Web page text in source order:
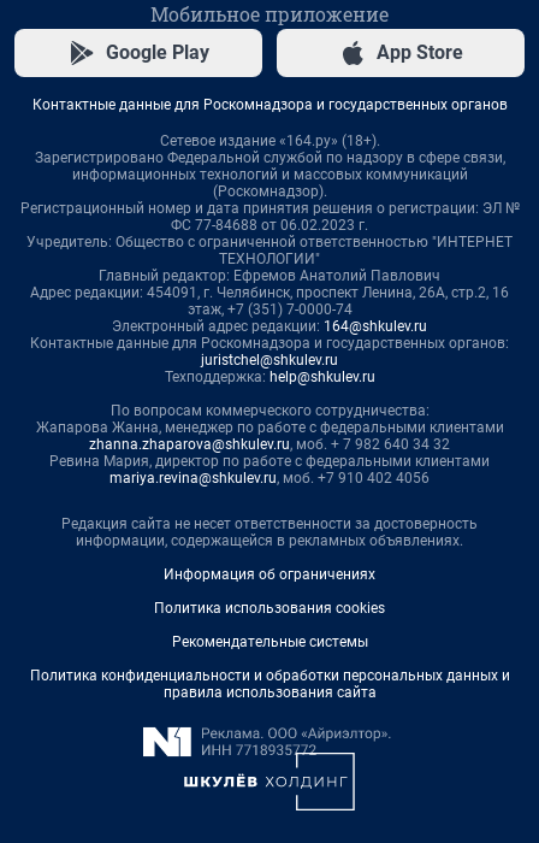
Мобильное приложение
Google Play App Store
Контактные данные для Роскомнадзора и государственных органов
Сетевое издание «164.ру» (18+).
Зарегистрировано Федеральной службой по надзору в сфере связи,
информационных технологий и массовых коммуникаций
(Роскомнадзор).
Регистрационный номер и дата принятия решения о регистрации: ЭЛ №
ФС 77-84688 от 06.02.2023 г.
Учредитель: Общество с ограниченной ответственностью "ИНТЕРНЕТ
ТЕХНОЛОГИИ"
Главный редактор: Ефремов Анатолий Павлович
Адрес редакции: 454091, г. Челябинск, проспект Ленина, 26А, стр.2, 16
этаж, +7 (351) 7-0000-74
Электронный адрес редакции: 164@shkulev.ru
Контактные данные для Роскомнадзора и государственных органов:
juristchel@shkulev.ru
Техподдержка: help@shkulev.ru
По вопросам коммерческого сотрудничества:
Жапарова Жанна, менеджер по работе с федеральными клиентами
zhanna.zhaparova@shkulev.ru, моб. + 7 982 640 34 32
Ревина Мария, директор по работе с федеральными клиентами
mariya.revina@shkulev.ru, моб. +7 910 402 4056
Редакция сайта не несет ответственности за достоверность
информации, содержащейся в рекламных объявлениях.
Информация об ограничениях
Политика использования cookies
Рекомендательные системы
Политика конфиденциальности и обработки персональных данных и
правила использования сайта